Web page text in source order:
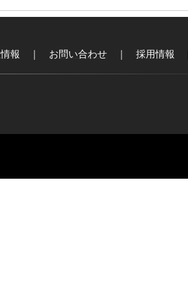
報 お問い合わせ 採用情報